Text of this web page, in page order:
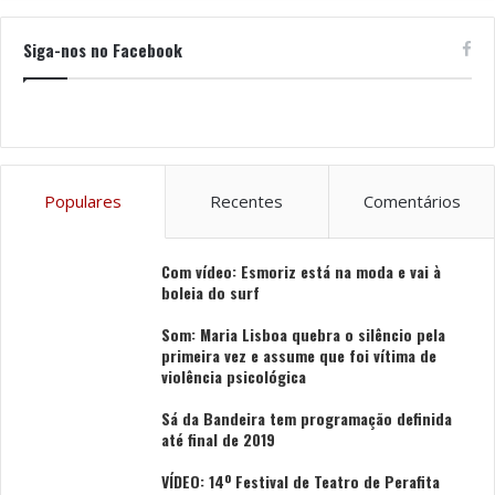
plataforma NAU reforça a aposta institucional na
científico relevante e acessível à sociedade. Poderá ter
inscrição em
Esta formação surge alinhada com a estratégia do
Politécnico de Viana do Castelo em disponibilizar
conteúdos formativos para uma larga audiência de
forma online e assíncrona. Refira-se que o IPVC tem já
disponíveis, no âmbito do projeto CLINICAL FIT, vários
conteúdos que aliam desporto, saúde e bem-estar no
seu canal de Youtube.
Siga-nos no Facebook
Populares Recentes Comentários
Com vídeo: Esmoriz está na moda e vai à
boleia do surf
Som: Maria Lisboa quebra o silêncio pela
primeira vez e assume que foi vítima de
violência psicológica
Sá da Bandeira tem programação definida
até final de 2019
VÍDEO: 14º Festival de Teatro de Perafita